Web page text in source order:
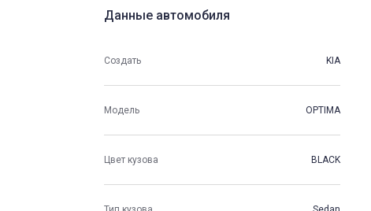
Данные автомобиля
Создать KIA
Модель OPTIMA
Цвет кузова BLACK